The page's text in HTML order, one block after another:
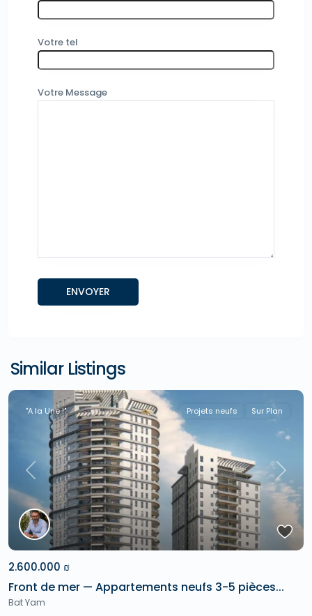
Votre tel
Votre Message
Similar Listings
Previous Next
"A la Une !" Projets neufs Sur Plan
2.600.000 ₪
Front de mer — Appartements neufs 3-5 pièces...
Bat Yam